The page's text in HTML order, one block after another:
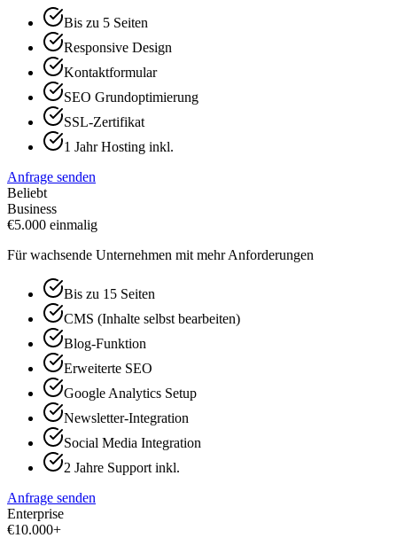
Bis zu 5 Seiten
Responsive Design
Kontaktformular
SEO Grundoptimierung
SSL-Zertifikat
1 Jahr Hosting inkl.
Anfrage senden
Beliebt
Business
€5.000 einmalig
Für wachsende Unternehmen mit mehr Anforderungen
Bis zu 15 Seiten
CMS (Inhalte selbst bearbeiten)
Blog-Funktion
Erweiterte SEO
Google Analytics Setup
Newsletter-Integration
Social Media Integration
2 Jahre Support inkl.
Anfrage senden
Enterprise
€10.000+